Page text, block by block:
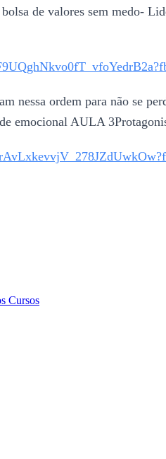
de valores sem medo-
nessa ordem para não se
emocional AULA
Cursos